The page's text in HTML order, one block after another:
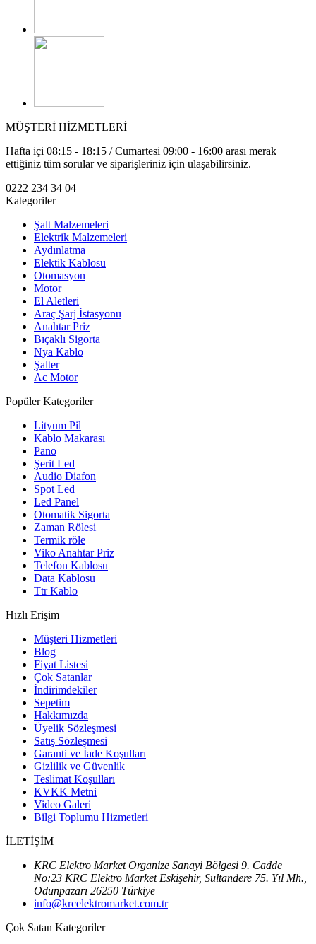
MÜŞTERİ HİZMETLERİ
Hafta içi 08:15 - 18:15 / Cumartesi 09:00 - 16:00 arası merak
ettiğiniz tüm sorular ve siparişleriniz için ulaşabilirsiniz.
0222 234 34 04
Kategoriler
Şalt Malzemeleri
Elektrik Malzemeleri
Aydınlatma
Elektik Kablosu
Otomasyon
Motor
El Aletleri
Araç Şarj İstasyonu
Anahtar Priz
Bıçaklı Sigorta
Nya Kablo
Şalter
Ac Motor
Popüler Kategoriler
Lityum Pil
Kablo Makarası
Pano
Şerit Led
Audio Diafon
Spot Led
Led Panel
Otomatik Sigorta
Zaman Rölesi
Termik röle
Viko Anahtar Priz
Telefon Kablosu
Data Kablosu
Ttr Kablo
Hızlı Erişim
Müşteri Hizmetleri
Blog
Fiyat Listesi
Çok Satanlar
İndirimdekiler
Sepetim
Hakkımızda
Üyelik Sözleşmesi
Satış Sözleşmesi
Garanti ve İade Koşulları
Gizlilik ve Güvenlik
Teslimat Koşulları
KVKK Metni
Video Galeri
Bilgi Toplumu Hizmetleri
İLETİŞİM
KRC Elektro Market Organize Sanayi Bölgesi 9. Cadde
No:23 KRC Elektro Market Eskişehir, Sultandere 75. Yıl Mh.,
Odunpazarı 26250 Türkiye
info@krcelektromarket.com.tr
Çok Satan Kategoriler